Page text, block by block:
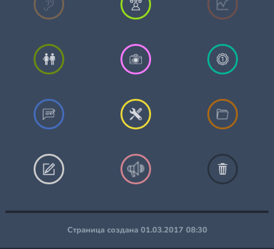
Страница создана 01.03.2017 08:30